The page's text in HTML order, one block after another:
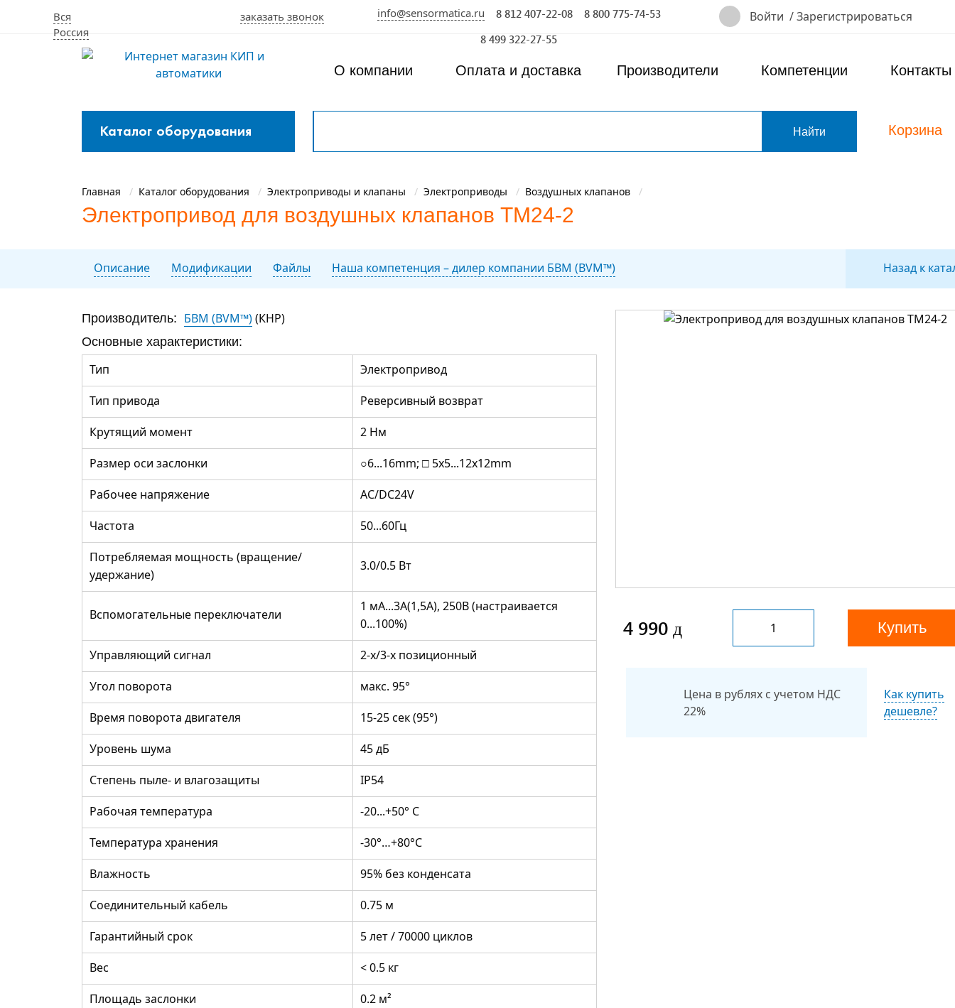
Вся
Россия
заказать звонок info@sensormatica.ru 8 812 407-22-08
8 800 775-74-53
8 499 322-27-55
Войти /Зарегистрироваться
О компании Оплата и доставка Производители Компетенции Контакты
Каталог оборудования Корзина
Главная Каталог оборудования Электроприводы и клапаны Электроприводы Воздушных клапанов
Электропривод для воздушных клапанов TM24-2
Описание Модификации Файлы Наша компетенция – дилер компании БВМ (BVM™) Назад к
4 990 Купить
Цена в рублях с учетом НДС
22%
Как купить
дешевле?
Производитель: БВМ (BVM™)(КНР)
Основные характеристики:
Тип
Электропривод
Тип привода
Реверсивный возврат
Крутящий момент
2 Нм
Размер оси заслонки
○6...16mm; □ 5x5...12x12mm
Рабочее напряжение
AC/DC24V
Частота
50...60Гц
Потребляемая мощность (вращение/
удержание)
3.0/0.5 Вт
Вспомогательные переключатели
1 мА...3А(1,5А), 250В (настраивается
0...100%)
Управляющий сигнал
2-х/3-х позиционный
Угол поворота
макс. 95°
Время поворота двигателя
15-25 сек (95°)
Уровень шума
45 дБ
Степень пыле- и влагозащиты
IP54
Рабочая температура
-20...+50° С
Температура хранения
-30°…+80°С
Влажность
95% без конденсата
Соединительный кабель
0.75 м
Гарантийный срок
5 лет / 70000 циклов
Вес
< 0.5 кг
Площадь заслонки
0.2 м²